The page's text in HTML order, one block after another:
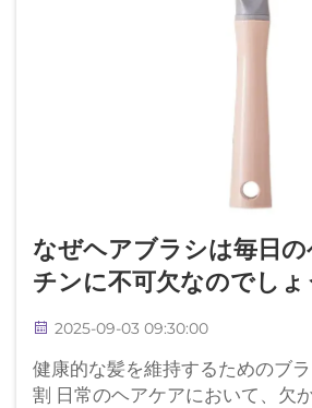
なぜヘアブラシは毎日
チンに不可欠なのでしょ
2025-09-03 09:30:00
健康的な髪を維持するためのブ
割 日常のヘアケアにおいて、欠